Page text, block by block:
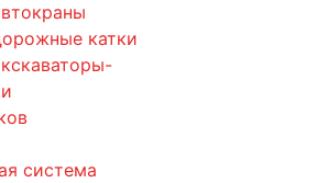
катки
система